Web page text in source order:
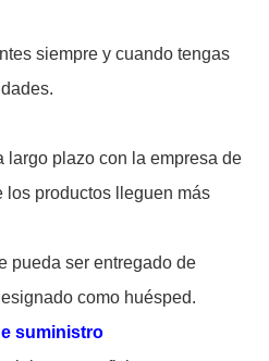
siempre y cuando tengas
largo plazo con la empresa de
los productos lleguen más
pueda ser entregado de
como huésped.
suministro